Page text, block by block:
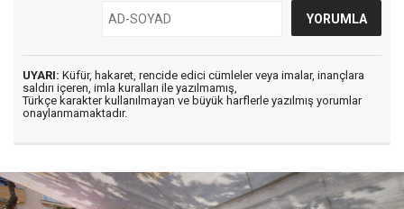
UYARI: Küfür, hakaret, rencide edici cümleler veya imalar, inançlara
saldırı içeren, imla kuralları ile yazılmamış,
Türkçe karakter kullanılmayan ve büyük harflerle yazılmış yorumlar
onaylanmamaktadır.